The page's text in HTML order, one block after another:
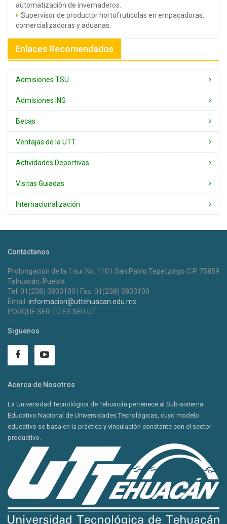
automatización de invernaderos.
Supervisor de productor hortofrutícolas en empacadoras,
comercializadoras y aduanas.
Enlaces Recomendados
Admisiones TSU
Admisiones ING
Becas
Ventajas de la UTT
Actividades Deportivas
Visitas Guiadas
Internacionalización
Contáctanos
Prolongación de la 1 sur No. 1101 San Pablo Tepetzingo C.P. 75859
Tehuacán, Puebla
Tel: 01(238) 3803100 | Fax: 01(238) 3803100
Email: informacion@uttehuacan.edu.mx
PORQUE SER TÚ ES SER UT
Siguenos
Acerca de Nosotros
La Universidad Tecnológica de Tehuacán pertenece al Sub-sistema
Educativo Nacional de Universidades Tecnológicas, cuyo modelo
educativo se basa en la práctica y vinculación constante con el sector
productivo.